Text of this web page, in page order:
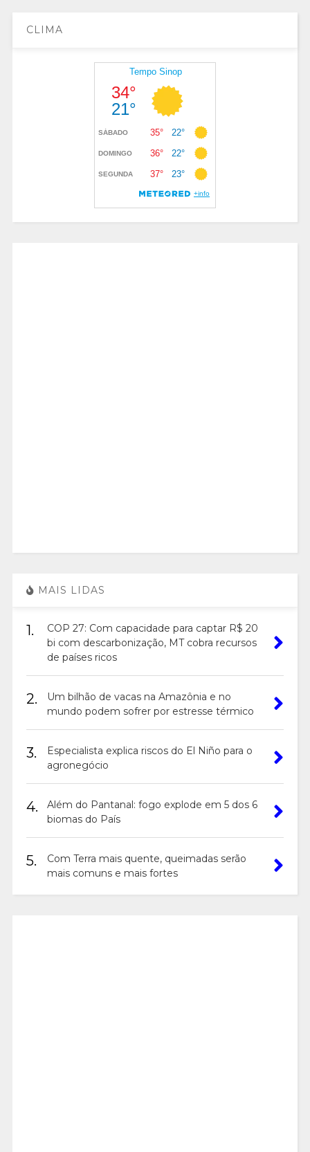
CLIMA
MAIS LIDAS
1.
COP 27: Com capacidade para captar R$ 20
bi com descarbonização, MT cobra recursos
de países ricos
2.
Um bilhão de vacas na Amazônia e no
mundo podem sofrer por estresse térmico
3.
Especialista explica riscos do El Niño para o
agronegócio
4.
Além do Pantanal: fogo explode em 5 dos 6
biomas do País
5.
Com Terra mais quente, queimadas serão
mais comuns e mais fortes